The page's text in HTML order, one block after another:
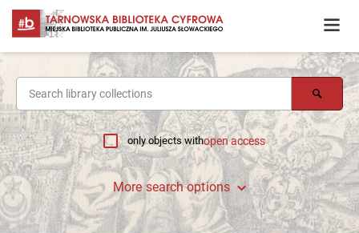
only objects withopen access
More search options